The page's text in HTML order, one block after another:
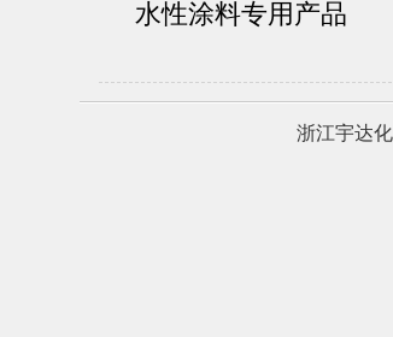
水性涂料专用产品
浙江宇达